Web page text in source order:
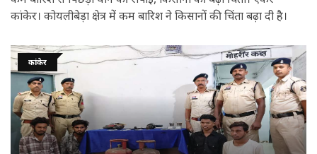
कांकेर। कोयलीबेड़ा क्षेत्र में कम बारिश ने किसानों की चिंता बढ़ा दी है।
कांकेर